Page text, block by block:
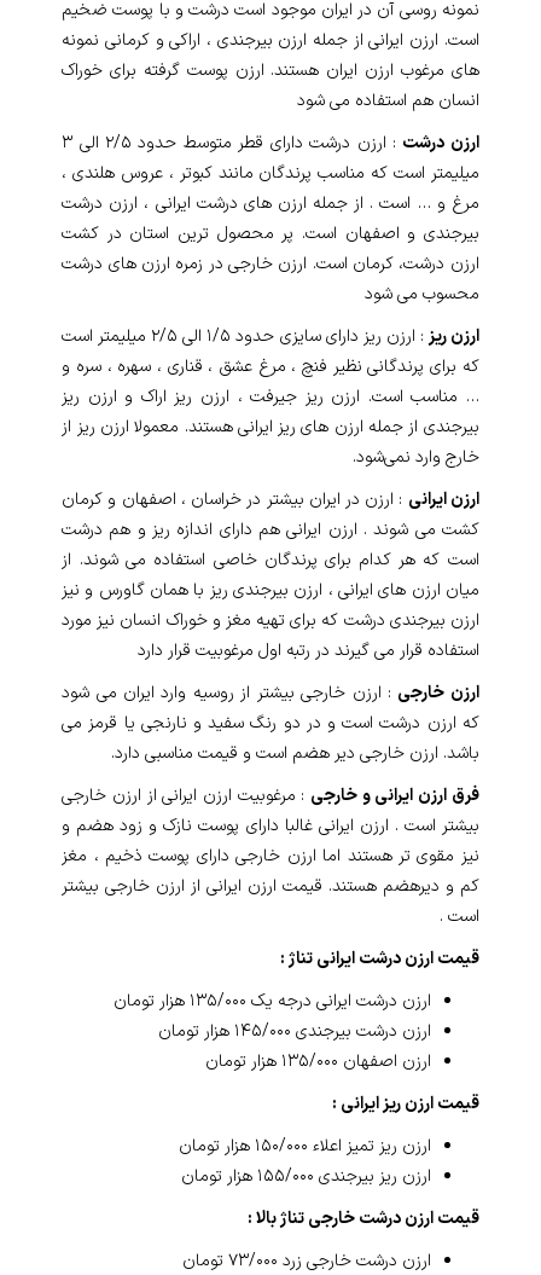
نمونه روسی آن در ایران موجود است درشت و با پوست ضخیم
است. ارزن ایرانی از جمله ارزن بیرجندی ، اراکی و کرمانی نمونه
های مرغوب ارزن ایران هستند. ارزن پوست گرفته برای خوراک
انسان هم استفاده می شود
ارزن درشت
: ارزن درشت دارای قطر متوسط حدود ۲/۵ الی ۳
میلیمتر است که مناسب پرندگان مانند کبوتر ، عروس هلندی ،
مرغ و … است . از جمله ارزن های درشت ایرانی ، ارزن درشت
بیرجندی و اصفهان است. پر محصول ترین استان در کشت
ارزن درشت، کرمان است. ارزن خارجی در زمره ارزن های درشت
محسوب می شود
ارزن ریز
: ارزن ریز دارای سایزی حدود ۱/۵ الی ۲/۵ میلیمتر است
که برای پرندگانی نظیر فنچ ، مرغ عشق ، قناری ، سهره ، سره و
… مناسب است. ارزن ریز جیرفت ، ارزن ریز اراک و ارزن ریز
بیرجندی از جمله ارزن های ریز ایرانی هستند. معمولا ارزن ریز از
خارج وارد نمی‌شود.
ارزن ایرانی : ارزن در ایران بیشتر در خراسان ، اصفهان و کرمان
کشت می شوند . ارزن ایرانی هم دارای اندازه ریز و هم درشت
است که هر کدام برای پرندگان خاصی استفاده می شوند. از
میان ارزن های ایرانی ، ارزن بیرجندی ریز با همان گاورس و نیز
ارزن بیرجندی درشت که برای تهیه مغز و خوراک انسان نیز مورد
استفاده قرار می گیرند در رتبه اول مرغوبیت قرار دارد
ارزن خارجی : ارزن خارجی بیشتر از روسیه وارد ایران می شود
که ارزن درشت است و در دو رنگ سفید و نارنجی یا قرمز می
باشد. ارزن خارجی دیر هضم است و قیمت مناسبی دارد.
فرق ارزن ایرانی و خارجی : مرغوبیت ارزن ایرانی از ارزن خارجی
بیشتر است . ارزن ایرانی غالبا دارای پوست نازک و زود هضم و
نیز مقوی تر هستند اما ارزن خارجی دارای پوست ذخیم ، مغز
کم و دیرهضم هستند. قیمت ارزن ایرانی از ارزن خارجی بیشتر
است .
قیمت ارزن درشت ایرانی تناژ :
ارزن درشت ایرانی درجه یک ۱۳۵/۰۰۰ هزار تومان
ارزن درشت بیرجندی ۱۴۵/۰۰۰ هزار تومان
ارزن اصفهان ۱۳۵/۰۰۰ هزار تومان
قیمت ارزن ریز ایرانی :
ارزن ریز تمیز اعلاء ۱۵۰/۰۰۰ هزار تومان
ارزن ریز بیرجندی ۱۵۵/۰۰۰ هزار تومان
قیمت ارزن درشت خارجی تناژ بالا :
ارزن درشت خارجی زرد ۷۳/۰۰۰ تومان